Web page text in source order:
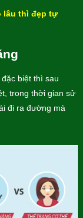
lâu thì đẹp tự
biệt thì sau
trong thời gian sử
đi ra đường mà